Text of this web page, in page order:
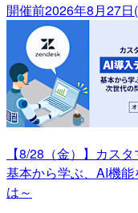
開催前2026年8月27日
【8/28（金）】カス
基本から学ぶ、AI機
は～